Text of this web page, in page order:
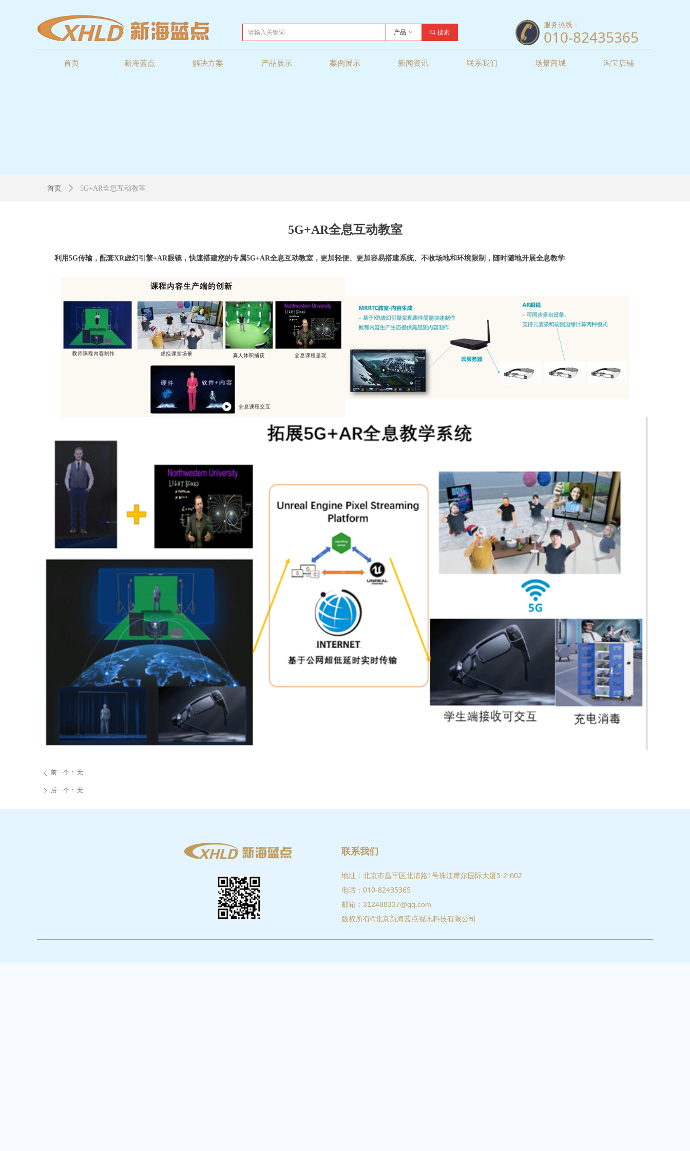
首页 新海蓝点 解决方案 产品展示 案例展示 新闻资讯 联系我们 场景商城 淘宝店铺
服务热线：
010-82435365
끠 搜索
产品 ꀁ
首页 ꄲ 5G+AR全息互动教室
5G+AR全息互动教室
利用5G传输，配套XR虚幻引擎+AR眼镜，快速搭建您的专属5G+AR全息互动教室，更加轻便、更加容易搭建系统、不收场地和环境限制，随时随地开展全息教学
ꄴ 前一个： 无
ꄲ 后一个： 无
联系我们
地址： 北京市昌平区北清路1号珠江摩尔国际大厦5-2-602
电话： 010-82435365
邮箱：312488337@qq.com
版权所有©北京新海蓝点视讯科技有限公司